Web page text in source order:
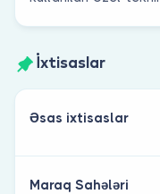
İxtisaslar
Əsas ixtisaslar
Maraq Sahələri